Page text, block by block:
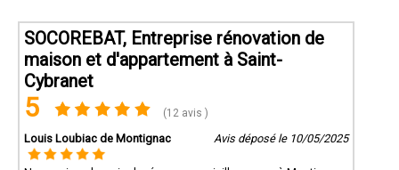
SOCOREBAT, Entreprise rénovation de
maison et d'appartement à Saint-
Cybranet
5 (12 avis )
Louis Loubiac de Montignac Avis déposé le 10/05/2025